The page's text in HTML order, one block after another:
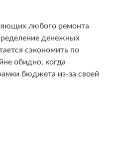
любого ремонта
денежных
сэкономить по
обидно, когда
бюджета из-за своей